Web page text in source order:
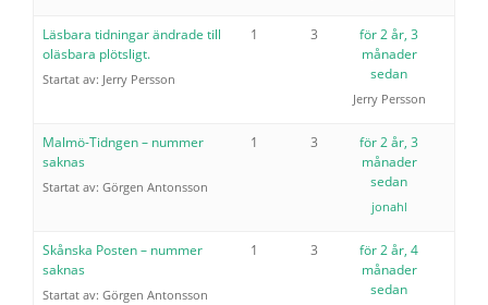
Läsbara tidningar ändrade till
oläsbara plötsligt.
Startat av: Jerry Persson
1 3
för 2 år, 3
månader
sedan
Jerry Persson
Malmö-Tidngen – nummer
saknas
Startat av: Görgen Antonsson
1 3
för 2 år, 3
månader
sedan
jonahl
Skånska Posten – nummer
saknas
Startat av: Görgen Antonsson
1 3
för 2 år, 4
månader
sedan